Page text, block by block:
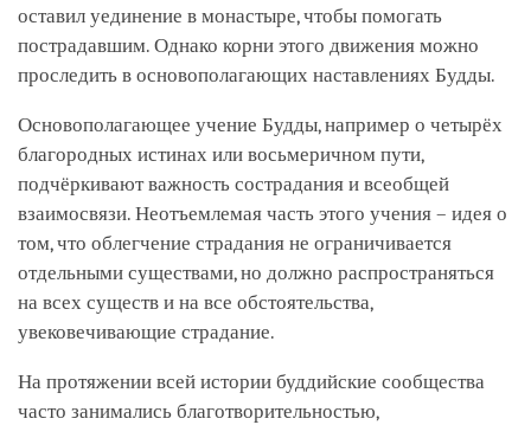
оставил уединение в монастыре, чтобы помогать
пострадавшим. Однако корни этого движения можно
проследить в основополагающих наставлениях Будды.
Основополагающее учение Будды, например о четырёх
благородных истинах или восьмеричном пути,
подчёркивают важность сострадания и всеобщей
взаимосвязи. Неотъемлемая часть этого учения – идея о
том, что облегчение страдания не ограничивается
отдельными существами, но должно распространяться
на всех существ и на все обстоятельства,
увековечивающие страдание.
На протяжении всей истории буддийские сообщества
часто занимались благотворительностью,